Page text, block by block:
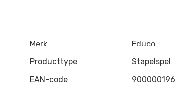
Merk
Educo
Producttype
Stapelspel
EAN-code
900000196